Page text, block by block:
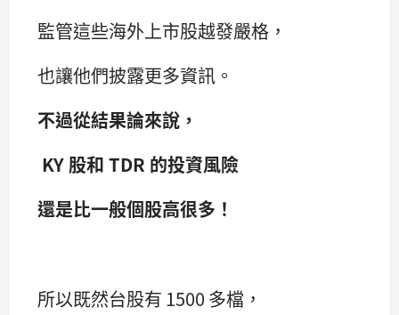
監管這些海外上市股越發嚴格，
也讓他們披露更多資訊。
不過從結果論來說，
KY 股和 TDR 的投資風險
還是比一般個股高很多！
所以既然台股有 1500 多檔，